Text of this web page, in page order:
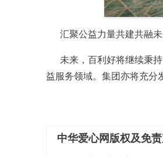
汇聚公益力量共建共融
未来，百利好将继续秉
益服务领域。集团亦将充分
中华爱心网版权及免